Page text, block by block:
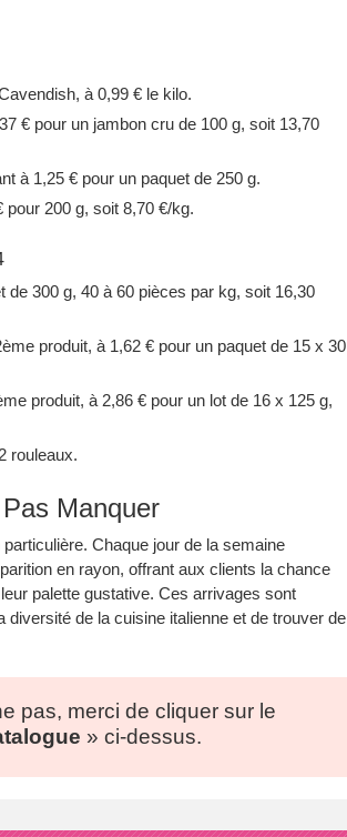
à 0,99 € le kilo.
€ pour un jambon cru de 100 g, soit 13,70
à 1,25 € pour un paquet de 250 g.
200 g, soit 8,70 €/kg.
de 300 g, 40 à 60 pièces par kg, soit 16,30
produit, à 1,62 € pour un paquet de 15 x 30
produit, à 2,86 € pour un lot de 16 x 125 g,
rouleaux.
Manquer
Chaque jour de la semaine
en rayon, offrant aux clients la chance
palette gustative. Ces arrivages sont
diversité de la cuisine italienne et de trouver de
pas, merci de cliquer sur le
» ci-dessus.